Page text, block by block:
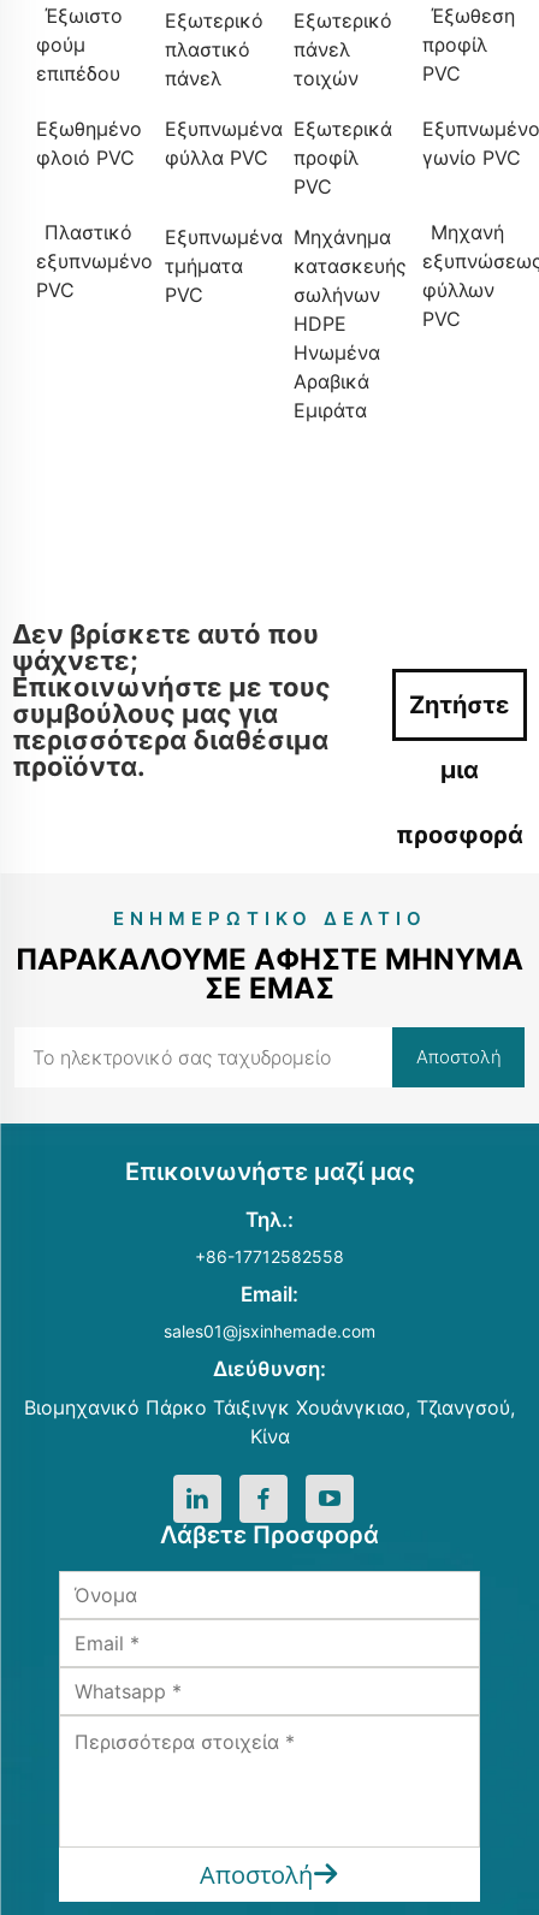
Έξωιστο
φούμ
επιπέδου
Εξωτερικό
πλαστικό
πάνελ
Εξωτερικό
πάνελ
τοιχών
Έξωθεση
προφίλ
PVC
Εξωθημένο
φλοιό PVC
Εξυπνωμένα
φύλλα PVC
Εξωτερικά
προφίλ
PVC
Εξυπνωμένο
γωνίο PVC
Πλαστικό
εξυπνωμένο
PVC
Εξυπνωμένα
τμήματα
PVC
Μηχάνημα
κατασκευής
σωλήνων
HDPE
Ηνωμένα
Αραβικά
Εμιράτα
Μηχανή
φύλλων
PVC
Δεν βρίσκετε αυτό που
ψάχνετε;
Επικοινωνήστε με τους
συμβούλους μας για
περισσότερα διαθέσιμα
προϊόντα.
Ζητήστε
μια
προσφορά
ΕΝΗΜΕΡΩΤΙΚΌ ΔΕΛΤΊΟ
ΠΑΡΑΚΑΛΟΎΜΕ ΑΦΉΣΤΕ ΜΉΝΥΜΑ
ΣΕ ΕΜΆΣ
Επικοινωνήστε μαζί μας
Τηλ.:
+86-17712582558
Email:
sales01@jsxinhemade.com
Διεύθυνση:
Βιομηχανικό Πάρκο Τάιξινγκ Χουάνγκιαο, Τζιανγσού,
Κίνα
Λάβετε Προσφορά
Αποστολή